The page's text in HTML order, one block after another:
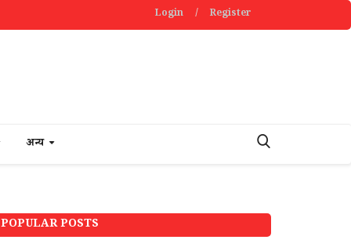
Login / Register
अन्य
POPULAR POSTS